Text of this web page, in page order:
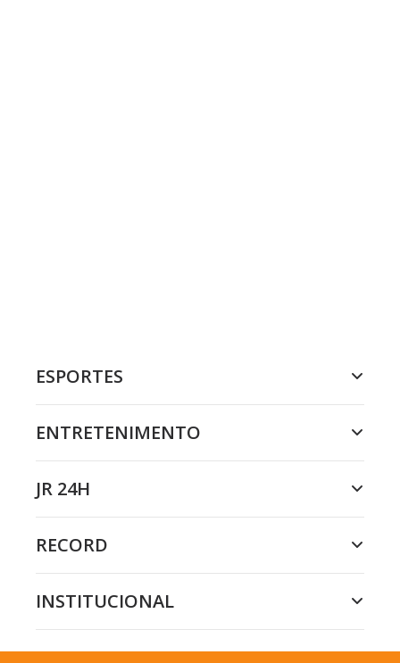
ESPORTES
ENTRETENIMENTO
JR 24H
RECORD
INSTITUCIONAL